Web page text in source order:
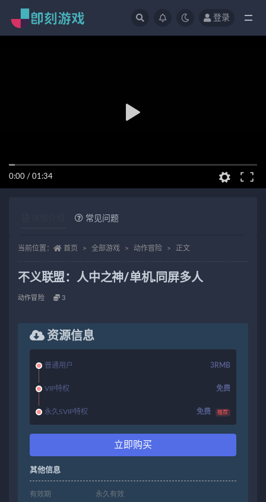
登录
0:00 / 01:34
常见问题
当前位置： 首页 全部游戏 动作冒险 正文
不义联盟：人中之神/单机.同屏多人
动作冒险 3
资源信息
普通用户 3RMB
VIP特权 免费
永久SVIP特权 免费 推荐
立即购买
其他信息
有效期 永久有效